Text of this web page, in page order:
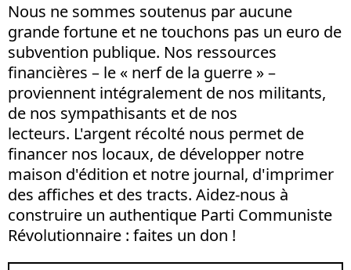
Nous ne sommes soutenus par aucune
grande fortune et ne touchons pas un euro de
subvention publique. Nos ressources
financières – le « nerf de la guerre » –
proviennent intégralement de nos militants,
de nos sympathisants et de nos
lecteurs. L'argent récolté nous permet de
financer nos locaux, de développer notre
maison d'édition et notre journal, d'imprimer
des affiches et des tracts. Aidez-nous à
construire un authentique Parti Communiste
Révolutionnaire : faites un don !